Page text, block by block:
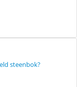
steenbok?